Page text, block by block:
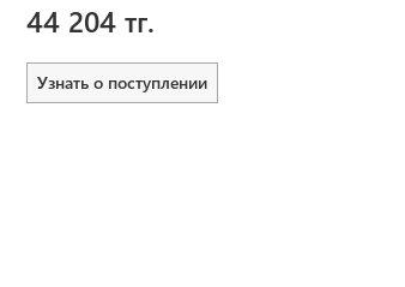
44 204 тг.
Узнать о поступлении